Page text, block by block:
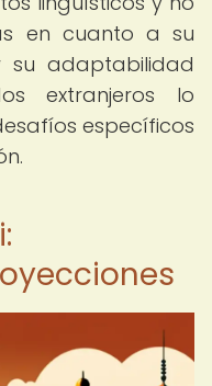
en cuanto a su
su adaptabilidad
extranjeros lo
específicos